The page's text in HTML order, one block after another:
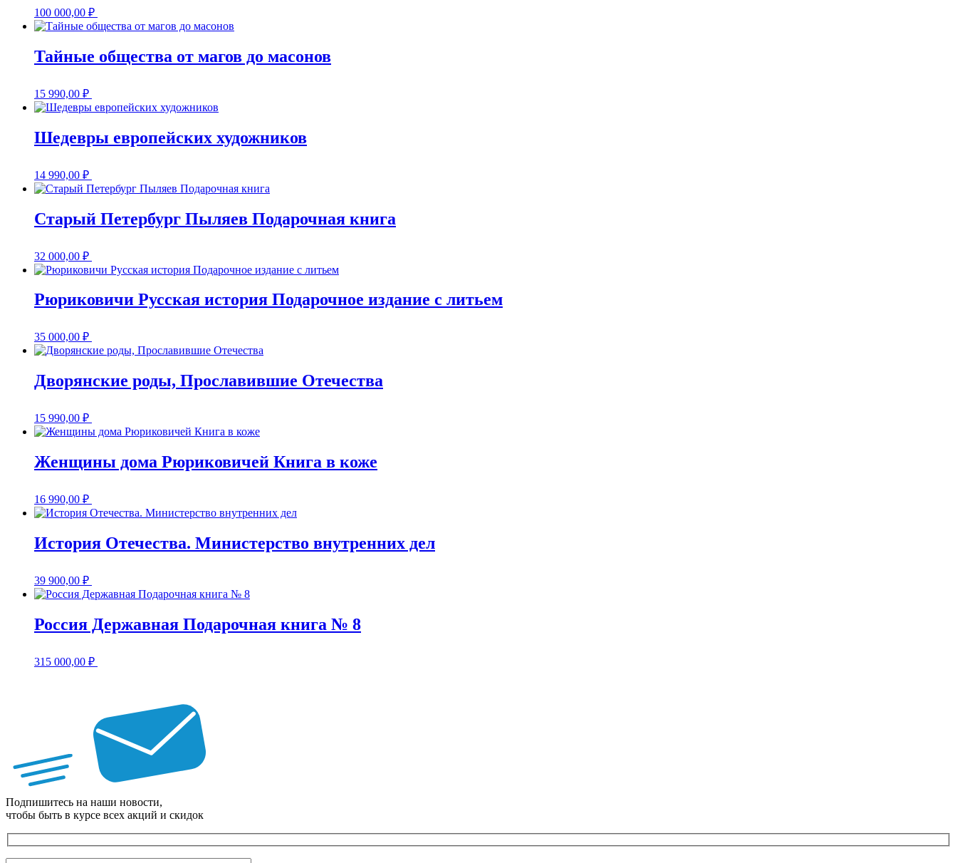
100 000,00 ₽
Тайные общества от магов до масонов
15 990,00 ₽
Шедевры европейских художников
14 990,00 ₽
Старый Петербург Пыляев Подарочная книга
32 000,00 ₽
Рюриковичи Русская история Подарочное издание с литьем
35 000,00 ₽
Дворянские роды, Прославившие Отечества
15 990,00 ₽
Женщины дома Рюриковичей Книга в коже
16 990,00 ₽
История Отечества. Министерство внутренних дел
39 900,00 ₽
Россия Державная Подарочная книга № 8
315 000,00 ₽
Подпишитесь на наши новости,
чтобы быть в курсе всех акций и скидок